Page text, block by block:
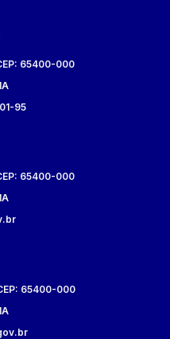
65400-000
95
65400-000
65400-000